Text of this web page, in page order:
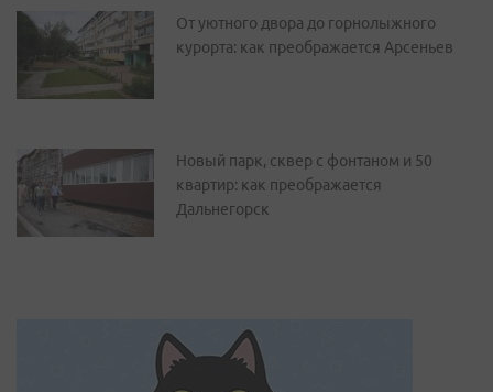
От уютного двора до горнолыжного
курорта: как преображается Арсеньев
Новый парк, сквер с фонтаном и 50
квартир: как преображается
Дальнегорск